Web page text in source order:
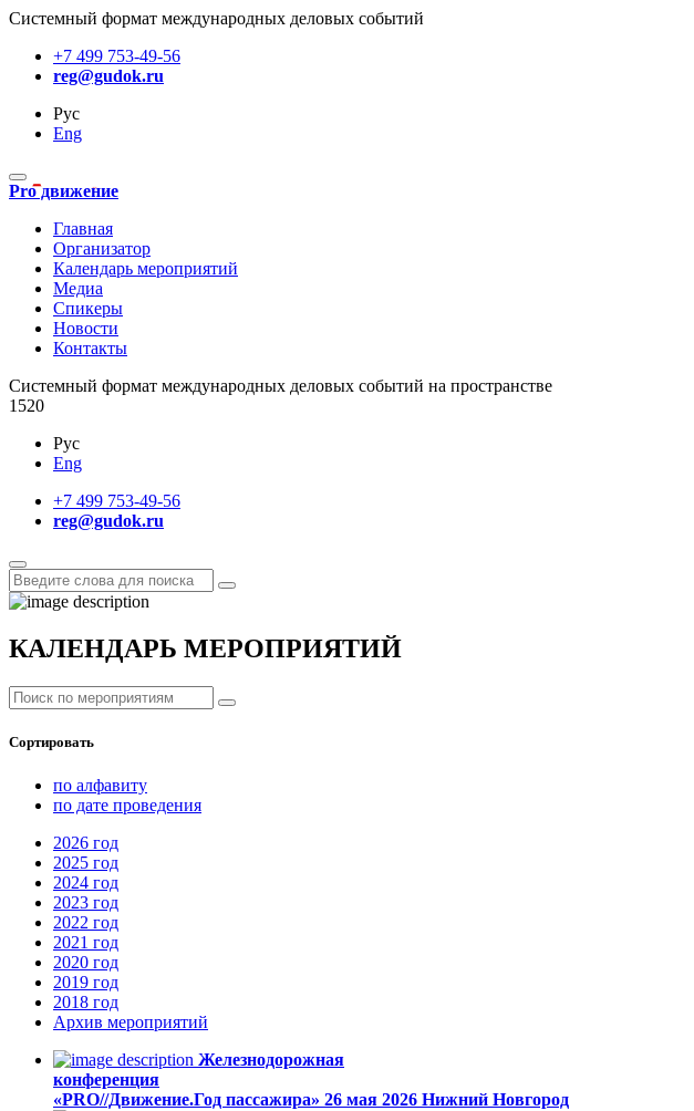
Системный формат международных деловых событий
+7 499 753-49-56
reg@gudok.ru
Рус
Eng
Pro движение
Главная
Организатор
Календарь мероприятий
Медиа
Спикеры
Новости
Контакты
Cистемный формат международных деловых событий на пространстве
1520
Рус
Eng
+7 499 753-49-56
reg@gudok.ru
КАЛЕНДАРЬ МЕРОПРИЯТИЙ
Сортировать
по алфавиту
по дате проведения
2026 год
2025 год
2024 год
2023 год
2022 год
2021 год
2020 год
2019 год
2018 год
Архив мероприятий
Железнодорожная
конференция
«PRO//Движение.Год пассажира» 26 мая 2026 Нижний Новгород